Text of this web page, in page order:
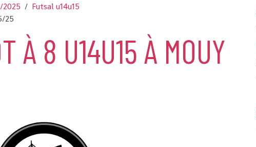
2025
Futsal u14u15
25
À 8 U14U15 À MOUY